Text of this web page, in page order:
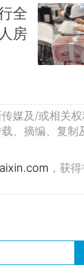
全
房
媒及/或相关
、摘编、复制
，获